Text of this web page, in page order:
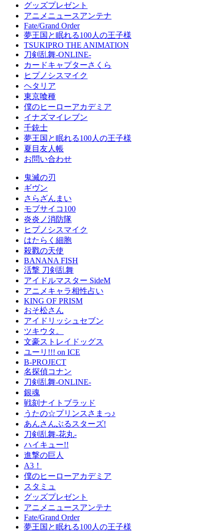
グッズプレゼント
アニメニュースアンテナ
Fate/Grand Order
夢王国と眠れる100人の王子様
TSUKIPRO THE ANIMATION
刀剣乱舞-ONLINE-
カードキャプターさくら
ヒプノシスマイク
ヘタリア
東京喰種
僕のヒーローアカデミア
イナズマイレブン
千銃士
夢王国と眠れる100人の王子様
夏目友人帳
お問い合わせ
鬼滅の刃
ギヴン
さらざんまい
モブサイコ100
炎炎ノ消防隊
ヒプノシスマイク
はたらく細胞
殺戮の天使
BANANA FISH
活撃 刀剣乱舞
アイドルマスター SideM
アニメキャラ相性占い
KING OF PRISM
おそ松さん
アイドリッシュセブン
ツキウタ。
文豪ストレイドッグス
ユーリ!!! on ICE
B-PROJECT
名探偵コナン
刀剣乱舞-ONLINE-
銀魂
戦刻ナイトブラッド
うたの☆プリンスさまっ♪
あんさんぶるスターズ!
刀剣乱舞-花丸-
ハイキュー!!
進撃の巨人
A3！
僕のヒーローアカデミア
スタミュ
グッズプレゼント
アニメニュースアンテナ
Fate/Grand Order
夢王国と眠れる100人の王子様